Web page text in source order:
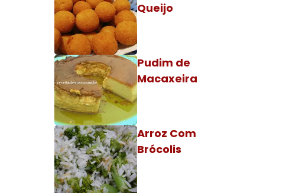
Queijo
Pudim de
Macaxeira
Arroz Com
Brócolis